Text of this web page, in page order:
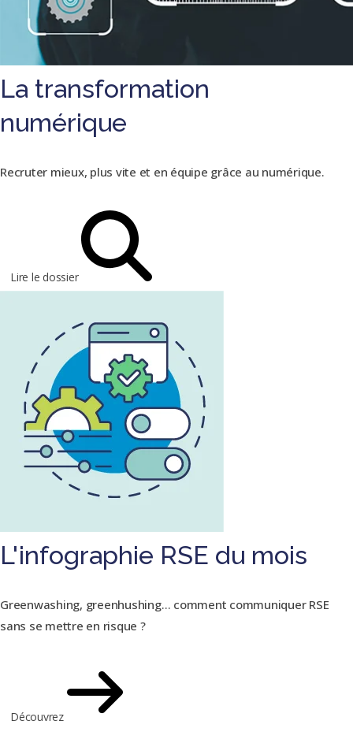
La transformation
numérique
Recruter mieux, plus vite et en équipe grâce au numérique.
Lire le dossier
L'infographie RSE du mois
Greenwashing, greenhushing… comment communiquer RSE
sans se mettre en risque ?
Découvrez